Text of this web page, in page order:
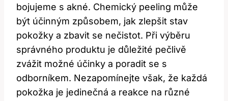
bojujeme s akné. Chemický peeling může
být účinným způsobem, jak zlepšit stav
pokožky a zbavit se nečistot. Při výběru
správného produktu je důležité pečlivě
zvážit možné účinky a poradit se s
odborníkem. Nezapomínejte však, že každá
pokožka je jedinečná a reakce na různé